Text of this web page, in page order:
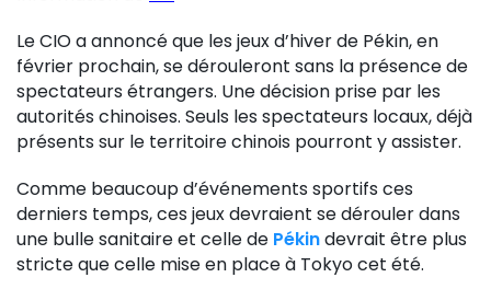
Le CIO a annoncé que les jeux d’hiver de Pékin, en
février prochain, se dérouleront sans la présence de
spectateurs étrangers. Une décision prise par les
autorités chinoises. Seuls les spectateurs locaux, déjà
présents sur le territoire chinois pourront y assister.
Comme beaucoup d’événements sportifs ces
derniers temps, ces jeux devraient se dérouler dans
une bulle sanitaire et celle de Pékindevrait être plus
stricte que celle mise en place à Tokyo cet été.